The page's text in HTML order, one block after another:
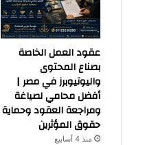
عقود العمل الخاصة
بصناع المحتوى
واليوتيوبرز في مصر |
أفضل محامي لصياغة
ومراجعة العقود وحماية
حقوق المؤثرين
منذ 4 أسابيع